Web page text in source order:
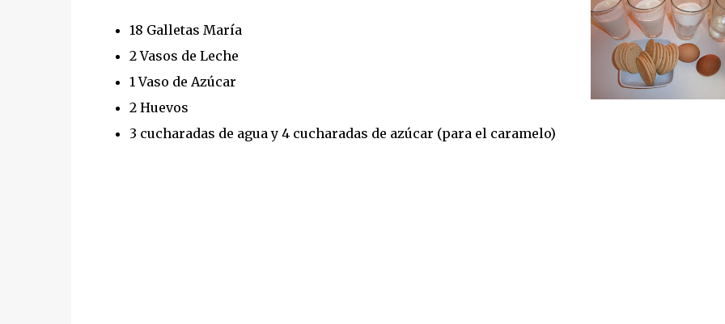
18 Galletas María
2 Vasos de Leche
1 Vaso de Azúcar
2 Huevos
3 cucharadas de agua y 4 cucharadas de azúcar (para el caramelo)